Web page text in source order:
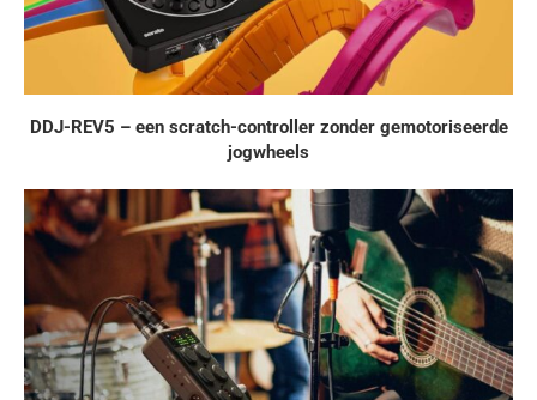
DDJ-REV5 – een scratch-controller zonder gemotoriseerde
jogwheels